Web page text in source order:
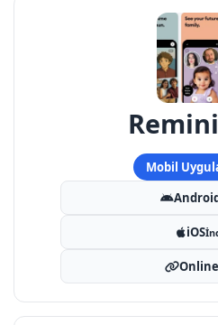
Mobil
iOS
Online